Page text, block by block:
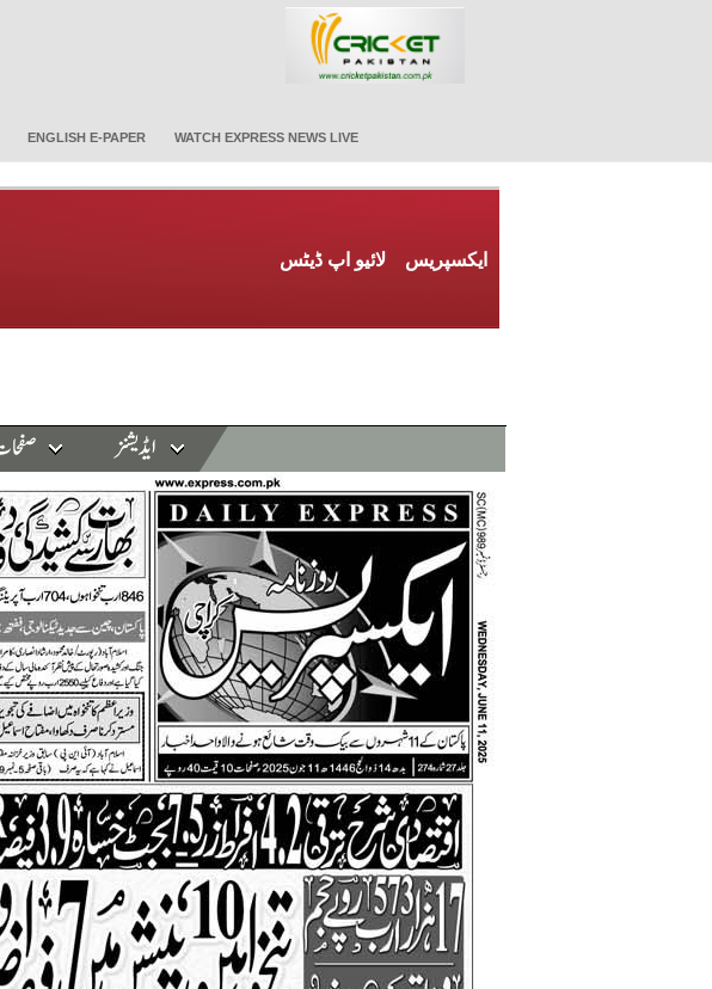
ENGLISH E-PAPER WATCH EXPRESS NEWS LIVE
ایکسپریس لائیو اپ ڈیٹس